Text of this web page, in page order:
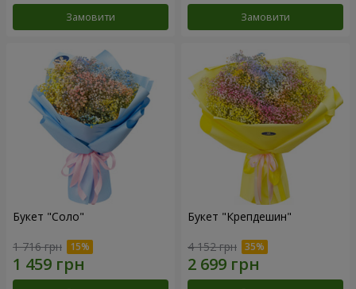
Замовити Замовити
Букет "Соло"
1 716 грн
Букет "Крепдешин"
4 152 грн